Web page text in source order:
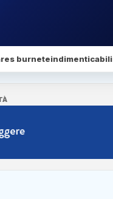
burneteindimenticabili